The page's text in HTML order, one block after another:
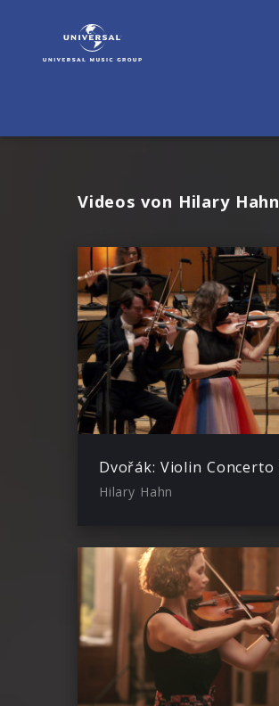
Videos von Hilary Hahn
Hilary Hahn